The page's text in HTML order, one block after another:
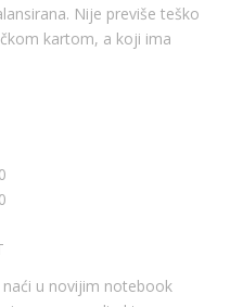
Nije previše teško
kartom, a koji ima
u novijim notebook